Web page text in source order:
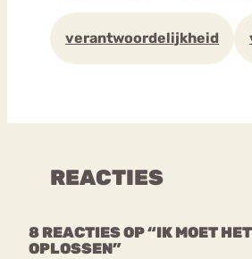
verantwoordelijkheid
REACTIES
8 REACTIES OP “IK MOET
OPLOSSEN”